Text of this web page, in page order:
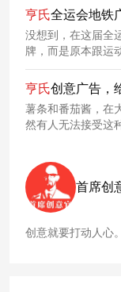
处不生硬，魔性又
亨氏全运会地铁
没想到，在这届全
牌，而是原本跟运
投放的一则广告以
的各种运动项目联
亨氏创意广告，
薯条和番茄酱，在
然有人无法接受这
首席创
创意就要打动人心。